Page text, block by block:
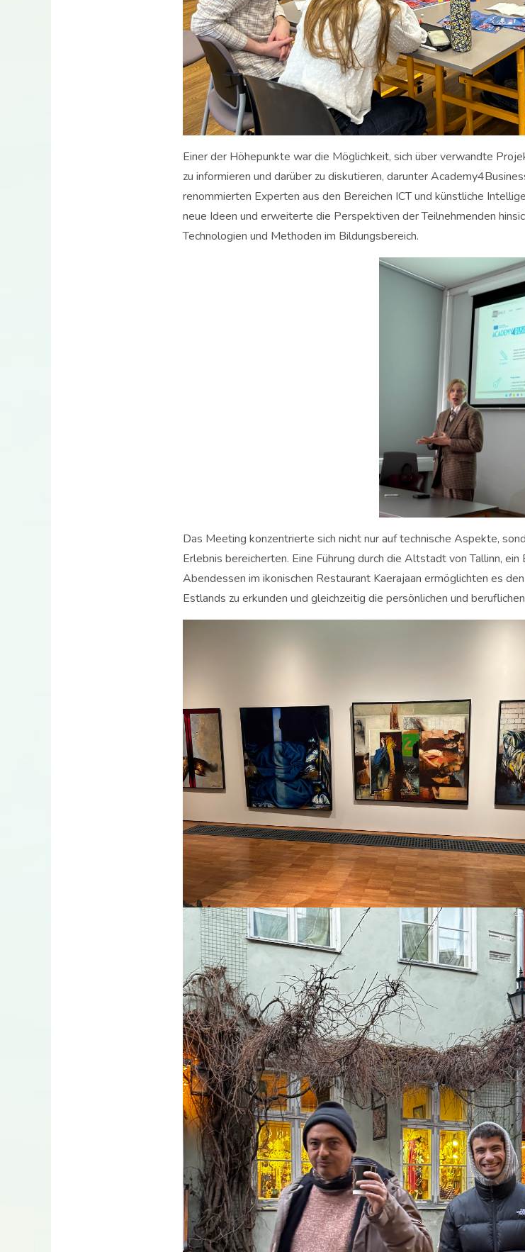
Einer der Höhepunkte war die Möglichkeit, sich über verwandte
zu informieren und darüber zu diskutieren, darunter
renommierten Experten aus den Bereichen ICT und künstliche
neue Ideen und erweiterte die Perspektiven der Teilnehmenden
Technologien und Methoden im Bildungsbereich.
Das Meeting konzentrierte sich nicht nur auf technische Aspekte,
Erlebnis bereicherten. Eine Führung durch die Altstadt von Tallinn,
Abendessen im ikonischen Restaurant Kaerajaan ermöglichten es
Estlands zu erkunden und gleichzeitig die persönlichen und